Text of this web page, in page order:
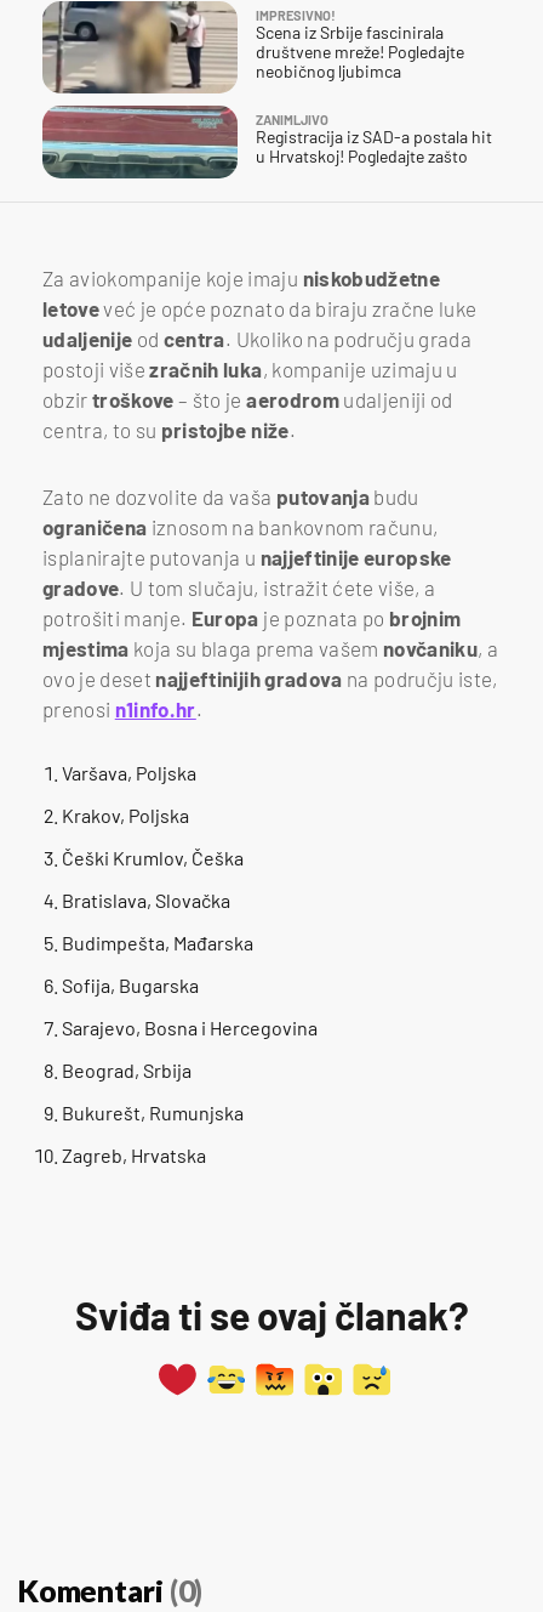
IMPRESIVNO!
Scena iz Srbije fascinirala
društvene mreže! Pogledajte
neobičnog ljubimca
ZANIMLJIVO
Registracija iz SAD-a postala hit
u Hrvatskoj! Pogledajte zašto
Za aviokompanije koje imaju niskobudžetne
letoveveć je opće poznato da biraju zračne luke
udaljenije od centra. Ukoliko na području grada
postoji višezračnih luka, kompanije uzimaju u
obzirtroškove– što jeaerodrom udaljeniji od
centra, to su pristojbe niže.
Zato ne dozvolite da vaša putovanja budu
ograničena iznosom na bankovnom računu,
isplanirajte putovanja u najjeftinije europske
gradove. U tom slučaju, istražit ćete više, a
potrošiti manje. Europa je poznata po brojnim
mjestima koja su blaga prema vašem novčaniku, a
ovo je deset najjeftinijihgradova na području iste,
prenosi n1info.hr.
Varšava, Poljska
Krakov, Poljska
Češki Krumlov, Češka
Bratislava, Slovačka
Budimpešta, Mađarska
Sofija, Bugarska
Sarajevo, Bosna i Hercegovina
Beograd, Srbija
Bukurešt, Rumunjska
Zagreb, Hrvatska
Sviđa ti se ovaj članak?
Komentari (0)